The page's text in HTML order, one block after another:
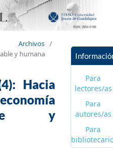
Archivos /
y humana
Hacia
y
Para
lectores/as
Para
autores/as
Para